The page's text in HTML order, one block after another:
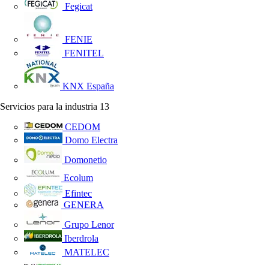
Fegicat
FENIE
FENITEL
KNX España
Servicios para la industria 13
CEDOM
Domo Electra
Domonetio
Ecolum
Efintec
GENERA
Grupo Lenor
Iberdrola
MATELEC